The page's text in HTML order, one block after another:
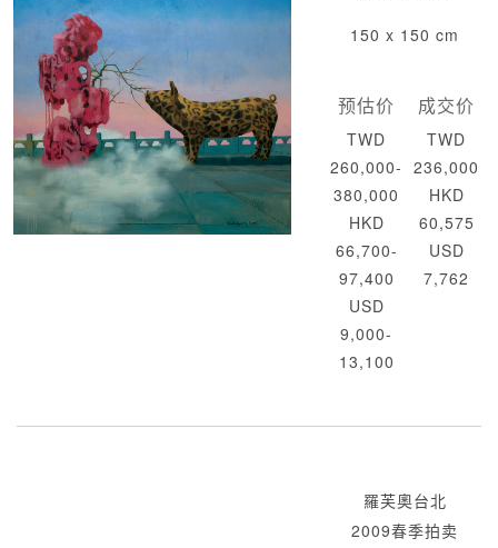
150 x 150 cm
预估价
TWD
260,000-
380,000
HKD
66,700-
97,400
USD
9,000-
13,100
成交价
TWD
236,000
HKD
60,575
USD
7,762
羅芙奧台北
2009春季拍卖